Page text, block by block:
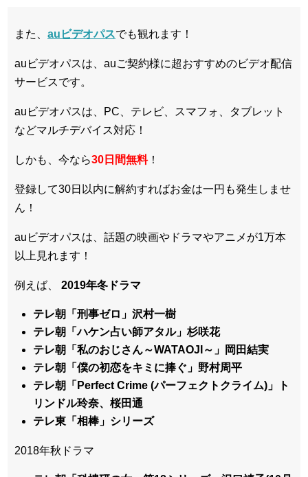
また、 auビデオパスでも観れます！
auビデオパスは、auご契約様に超おすすめのビデオ配信
サービスです。
auビデオパスは、PC、テレビ、スマフォ、タブレット
などマルチデバイス対応！
しかも、今なら30日間無料！
登録して30日以内に解約すればお金は一円も発生しませ
ん！
auビデオパスは、話題の映画やドラマやアニメが1万本
以上見れます！
例えば、 2019年冬ドラマ
テレ朝「刑事ゼロ」沢村一樹
テレ朝「ハケン占い師アタル」杉咲花
テレ朝「私のおじさん～WATAOJI～」岡田結実
テレ朝「僕の初恋をキミに捧ぐ」野村周平
テレ朝「Perfect Crime (パーフェクトクライム)」ト
リンドル玲奈、桜田通
テレ東「相棒」シリーズ
2018年秋ドラマ